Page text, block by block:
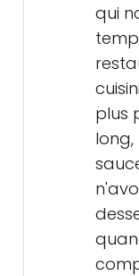
qui
plus
long,